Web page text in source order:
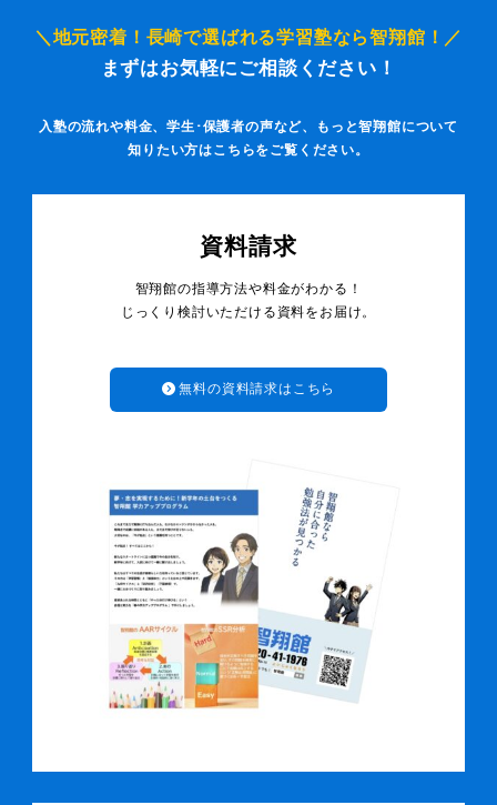
＼地元密着！長崎で選ばれる学習塾なら智翔館！／
まずはお気軽にご相談ください！
入塾の流れや料金、学生･保護者の声など、もっと智翔館について
知りたい方はこちらをご覧ください。
資料請求
智翔館の指導方法や料金がわかる！
じっくり検討いただける資料をお届け。
無料の資料請求はこちら